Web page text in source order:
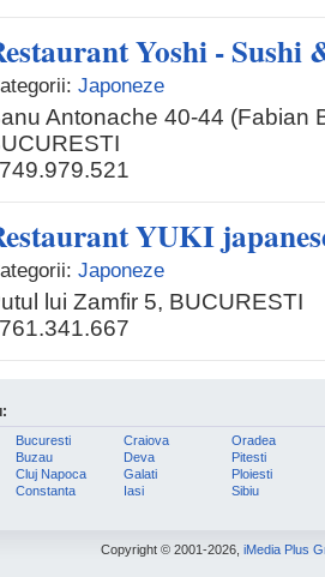
Yoshi - Sushi
Japoneze
Antonache 40-44 (Fabian
YUKI
Japoneze
lui Zamfir 5, BUCURESTI
Bucuresti
Buzau
Cluj Napoca
Constanta
Craiova
Deva
Galati
Iasi
Oradea
Pitesti
Ploiesti
Sibiu
Copyright © 2001-2026, iMedia Plus